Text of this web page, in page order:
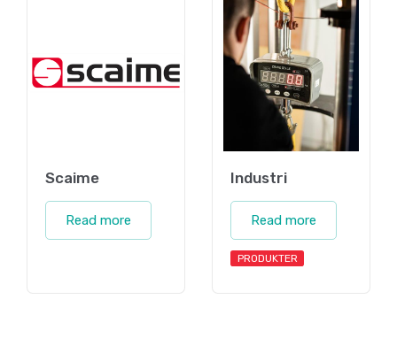
Scaime
Read more
Industri
Read more
PRODUKTER